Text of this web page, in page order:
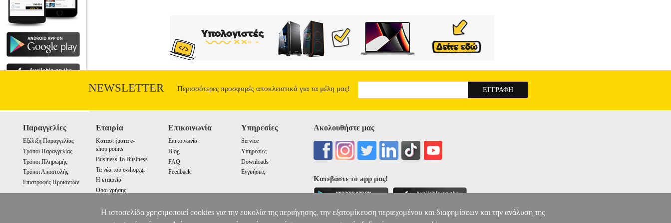
NEWSLETTER Περισσότερες προσφορές αποκλειστικά για τα μέλη μας!
Παραγγελίες
Εξέλιξη Παραγγελίας
Τρόποι Παραγγελίας
Τρόποι Πληρωμής
Τρόποι Αποστολής
Επιστροφές Προιόντων
Εταιρία
Καταστήματα e-
shop points
Business To Business
Τα νέα του e-shop.gr
Η εταιρεία
Οροι χρήσης
Επικοινωνία
Επικοινωνία
Blog
FAQ
Feedback
Υπηρεσίες
Service
Υπηρεσίες
Downloads
Εγγυήσεις
Ακολουθήστε μας
Κατεβάστε το app μας!
Η ιστοσελίδα χρησιμοποιεί cookies για την ευκολία της περιήγησης, την εξατομίκευση περιεχομένου και διαφημίσεων και την ανάλυση της